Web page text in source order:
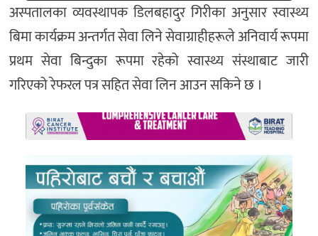
अस्पतालका व्यवस्थापक डिलबहादुर गिरीका अनुसार स्वास्थ्य
बिमा कार्यक्रम अन्तर्गत सेवा लिने सेवाग्राहीहरूले अनिवार्य रूपमा
प्रथम सेवा बिन्दुका रूपमा रहेको स्वास्थ्य संस्थाबाट जारी
गरिएको रेफरल पत्र सहित सेवा लिन आउन सकिने छ ।